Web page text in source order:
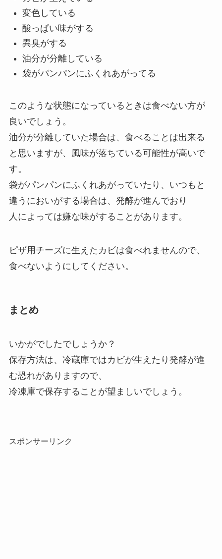
変色している
酸っぱい味がする
異臭がする
油分が分離している
袋がパンパンにふくれあがってる
このような状態になっているときは食べない方が
良いでしょう。
油分が分離していた場合は、食べることは出来る
と思いますが、風味が落ちている可能性が高いで
す。
袋がパンパンにふくれあがっていたり、いつもと
違うにおいがする場合は、発酵が進んでおり
人によっては嫌な味がすることがあります。
ピザ用チーズに生えたカビは食べれませんので、
食べないようにしてください。
まとめ
いかがでしたでしょうか？
保存方法は、冷蔵庫ではカビが生えたり発酵が進
む恐れがありますので、
冷凍庫で保存することが望ましいでしょう。
スポンサーリンク